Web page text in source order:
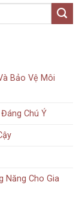
Bảo Vệ Môi
Chú Ý
Năng Cho Gia